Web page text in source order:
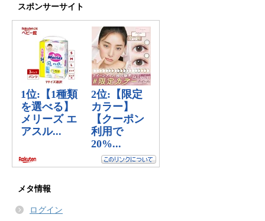
スポンサーサイト
メタ情報
ログイン